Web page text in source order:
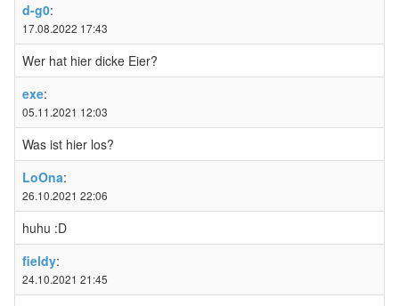
d-g0:
17.08.2022 17:43
Wer hat hier dicke Eier?
exe:
05.11.2021 12:03
Was ist hier los?
LoOna:
26.10.2021 22:06
huhu :D
fieldy:
24.10.2021 21:45